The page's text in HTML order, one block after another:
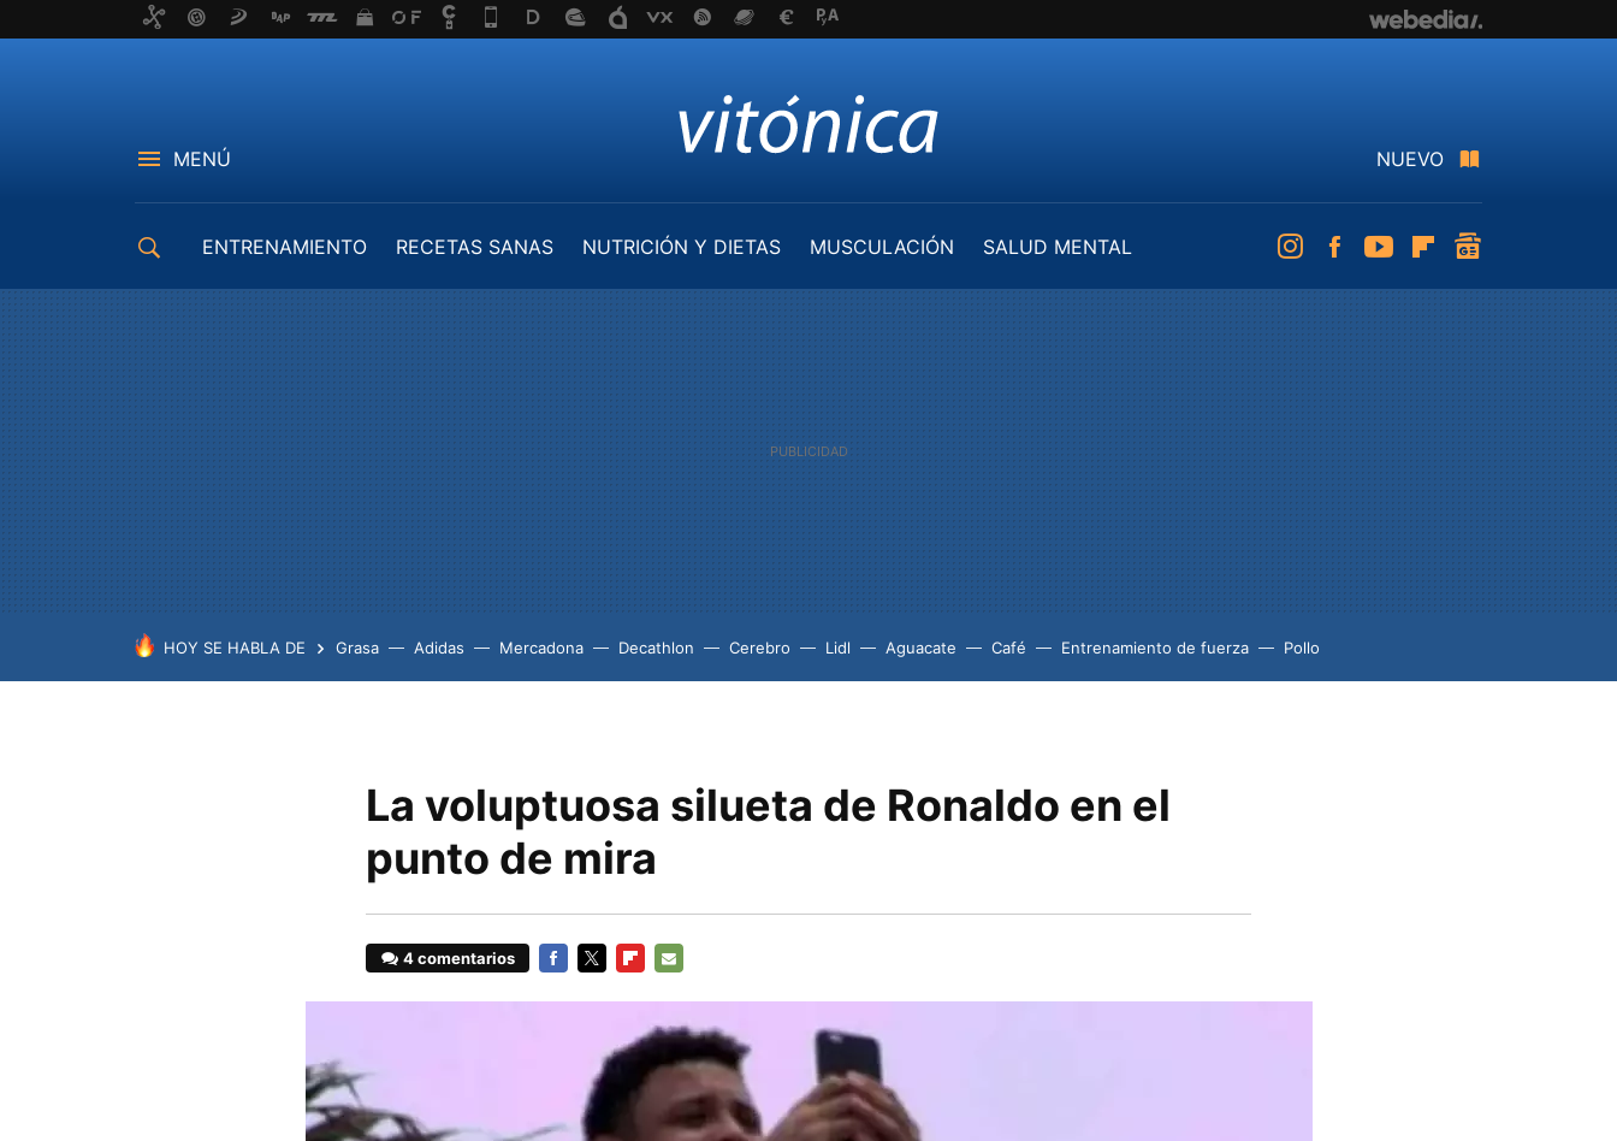
MENÚ NUEVO
ENTRENAMIENTO RECETAS SANAS NUTRICIÓN Y DIETAS MUSCULACIÓN
SALUD MENTAL
InstagramFacebookYoutubeFlipboard
HOY SE HABLA DE Grasa Adidas Mercadona Decathlon Cerebro Lidl Aguacate Café Entrenamiento de fuerza Pollo
La voluptuosa silueta de Ronaldo en el
punto de mira
4 comentarios